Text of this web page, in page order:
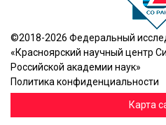
©2018-2026 Федеральный
«Красноярский научный центр
Российской академии наук»
Политика конфиденциальности
Карта